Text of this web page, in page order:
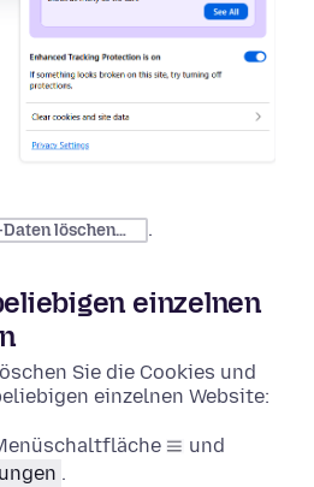
löschen… .
einzelnen
Sie die Cookies und
einzelnen Website:
und
.